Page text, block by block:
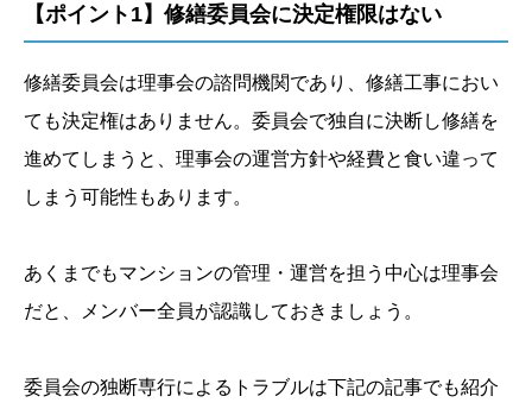
【ポイント1】修繕委員会に決定権限はない
修繕委員会は理事会の諮問機関であり、修繕工事におい
ても決定権はありません。委員会で独自に決断し修繕を
進めてしまうと、理事会の運営方針や経費と食い違って
しまう可能性もあります。
あくまでもマンションの管理・運営を担う中心は理事会
だと、メンバー全員が認識しておきましょう。
委員会の独断専行によるトラブルは下記の記事でも紹介